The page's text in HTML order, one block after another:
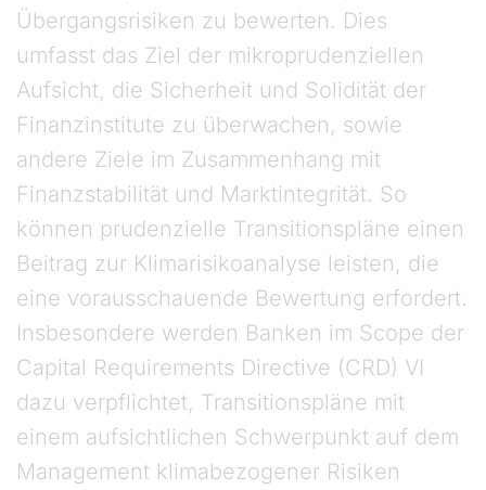
Übergangsrisiken zu bewerten. Dies
umfasst das Ziel der mikroprudenziellen
Aufsicht, die Sicherheit und Solidität der
Finanzinstitute zu überwachen, sowie
andere Ziele im Zusammenhang mit
Finanzstabilität und Marktintegrität. So
können prudenzielle Transitionspläne einen
Beitrag zur Klimarisikoanalyse leisten, die
eine vorausschauende Bewertung erfordert.
Insbesondere werden Banken im Scope der
Capital Requirements Directive (CRD) VI
dazu verpflichtet, Transitionspläne mit
einem aufsichtlichen Schwerpunkt auf dem
Management klimabezogener Risiken